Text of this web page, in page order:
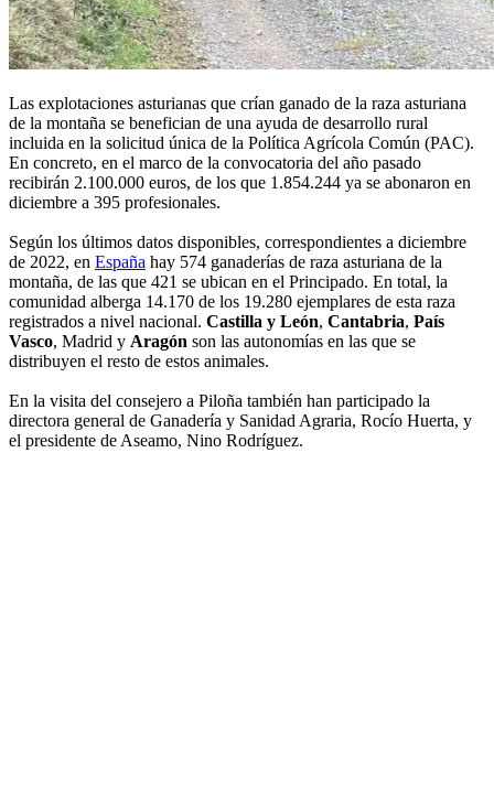
Las explotaciones asturianas que crían ganado de la raza asturiana
de la montaña se benefician de una ayuda de desarrollo rural
incluida en la solicitud única de la Política Agrícola Común (PAC).
En concreto, en el marco de la convocatoria del año pasado
recibirán 2.100.000 euros, de los que 1.854.244 ya se abonaron en
diciembre a 395 profesionales.
Según los últimos datos disponibles, correspondientes a diciembre
de 2022, en España hay 574 ganaderías de raza asturiana de la
montaña, de las que 421 se ubican en el Principado. En total, la
comunidad alberga 14.170 de los 19.280 ejemplares de esta raza
registrados a nivel nacional. Castilla y León, Cantabria, País
Vasco, Madrid y Aragón son las autonomías en las que se
distribuyen el resto de estos animales.
En la visita del consejero a Piloña también han participado la
directora general de Ganadería y Sanidad Agraria, Rocío Huerta, y
el presidente de Aseamo, Nino Rodríguez.